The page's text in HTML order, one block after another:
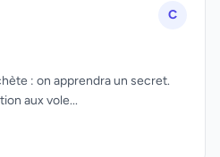
C
: on apprendra un secret.
aux vole...